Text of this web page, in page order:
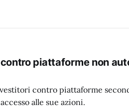
piattaforme non
contro piattaforme
alle sue azioni.